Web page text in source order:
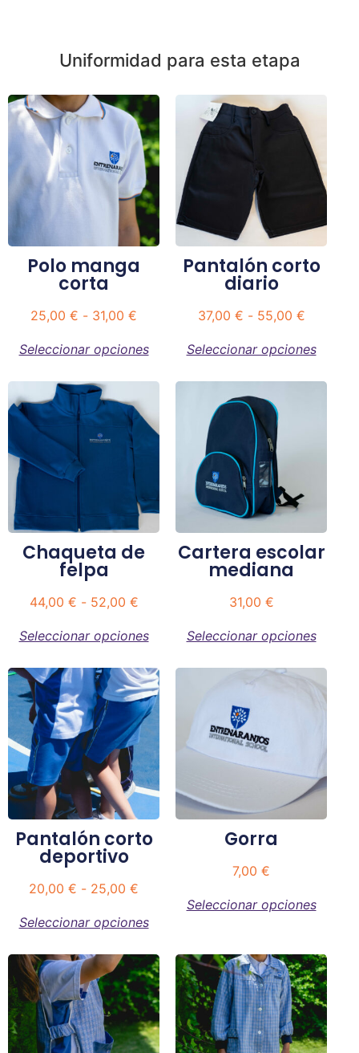
Uniformidad para esta etapa
Polo manga
corta
25,00 € - 31,00 €
Seleccionar opciones
Pantalón corto
diario
37,00 € - 55,00 €
Seleccionar opciones
Chaqueta de
felpa
44,00 € - 52,00 €
Seleccionar opciones
Cartera escolar
mediana
31,00 €
Seleccionar opciones
Pantalón corto
deportivo
20,00 € - 25,00 €
Seleccionar opciones
Gorra
7,00 €
Seleccionar opciones